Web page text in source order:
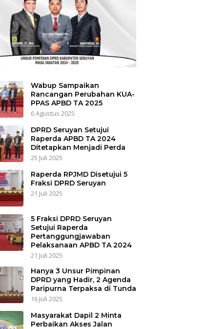
Wabup Sampaikan
Rancangan Perubahan KUA-
PPAS APBD TA 2025
6 Agustus 2025
DPRD Seruyan Setujui
Raperda APBD TA 2024
Ditetapkan Menjadi Perda
25 Juli 2025
Raperda RPJMD Disetujui 5
Fraksi DPRD Seruyan
21 Juli 2025
5 Fraksi DPRD Seruyan
Setujui Raperda
Pertanggungjawaban
Pelaksanaan APBD TA 2024
21 Juli 2025
Hanya 3 Unsur Pimpinan
DPRD yang Hadir, 2 Agenda
Paripurna Terpaksa di Tunda
16 Juli 2025
Masyarakat Dapil 2 Minta
Perbaikan Akses Jalan